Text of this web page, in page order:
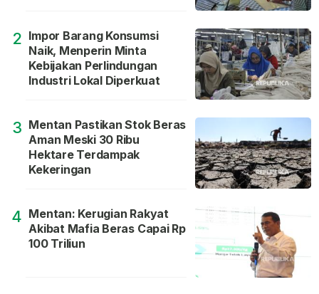
2 Impor Barang Konsumsi
Naik, Menperin Minta
Kebijakan Perlindungan
Industri Lokal Diperkuat
3 Mentan Pastikan Stok Beras
Aman Meski 30 Ribu
Hektare Terdampak
Kekeringan
4 Mentan: Kerugian Rakyat
Akibat Mafia Beras Capai Rp
100 Triliun